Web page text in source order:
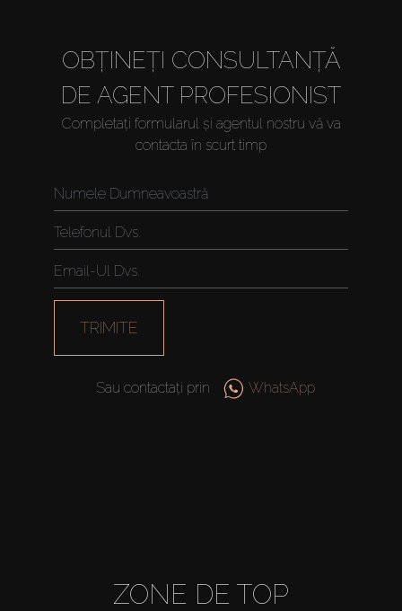
Cumpărați
Închiriați
Vânzare
OBȚINEȚI CONSULTANȚĂ
DE AGENT PROFESIONIST
Completați formularul și agentul nostru vă va
contacta în scurt timp
TRIMITE
Sau contactați prin WhatsApp
ZONE DE TOP